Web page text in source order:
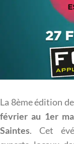
La 8ème édition
février au 1er
Saintes. Cet